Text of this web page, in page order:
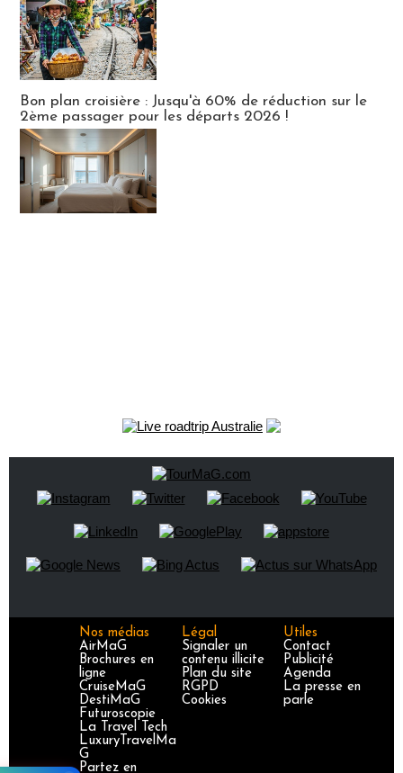
Bon plan croisière : Jusqu'à 60% de réduction sur le
2ème passager pour les départs 2026 !
Nos médias
AirMaG
Brochures en
ligne
CruiseMaG
DestiMaG
Futuroscopie
La Travel Tech
LuxuryTravelMa
G
Partez en
Légal
Signaler un
contenu illicite
Plan du site
RGPD
Cookies
Utiles
Contact
Publicité
Agenda
La presse en
parle